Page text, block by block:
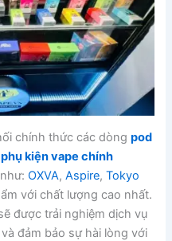
chính thức các dòngpod
phụ kiện vape chính
như:OXVA,Aspire,Tokyo
với chất lượng cao nhất.
được trải nghiệm dịch vụ
đảm bảo sự hài lòng với